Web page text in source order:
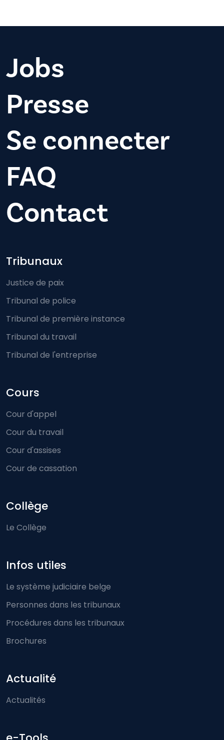
Jobs
Presse
Se connecter
FAQ
Contact
Footer-menu
Tribunaux
Justice de paix
Tribunal de police
Tribunal de première instance
Tribunal du travail
Tribunal de l'entreprise
Cours
Cour d'appel
Cour du travail
Cour d'assises
Cour de cassation
Collège
Le Collège
Infos utiles
Le système judiciaire belge
Personnes dans les tribunaux
Procédures dans les tribunaux
Brochures
Actualité
Actualités